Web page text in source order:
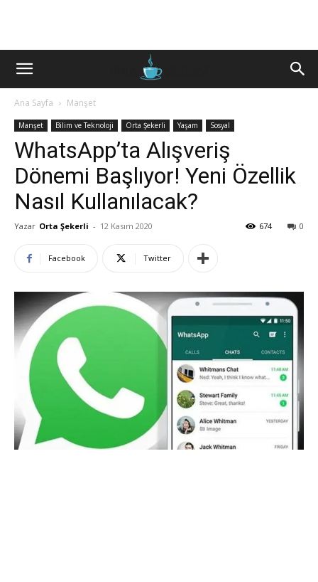
Ana Sayfa Manşet
Manşet Bilim ve Teknoloji Orta Şekerli Yaşam Sosyal
WhatsApp’ta Alışveriş
Dönemi Başlıyor! Yeni Özellik
Nasıl Kullanılacak?
Yazar Orta Şekerli - 12 Kasım 2020 0
674
Facebook Twitter